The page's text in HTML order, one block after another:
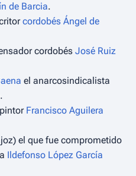
de Barcia.
cordobés Ángel de
cordobés José Ruiz
el anarcosindicalista
.
Francisco Aguilera
el que fue comprometido
Ildefonso López García